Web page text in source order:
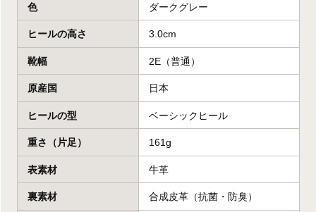
色 ダークグレー
ヒールの高さ 3.0cm
靴幅 2E（普通）
原産国 日本
ヒールの型 ベーシックヒール
重さ（片足） 161g
表素材 牛革
裏素材 合成皮革（抗菌・防臭）